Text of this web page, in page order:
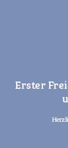
TIERHALTUNG
Erster